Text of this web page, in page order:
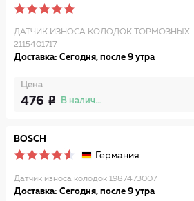
ДАТЧИК ИЗНОСА КОЛОДОК ТОРМОЗНЫХ
2115401717
Доставка: Сегодня, после 9 утра
Цена
476 В наличии
BOSCH
Германия
Датчик износа колодок 1987473007
Доставка: Сегодня, после 9 утра